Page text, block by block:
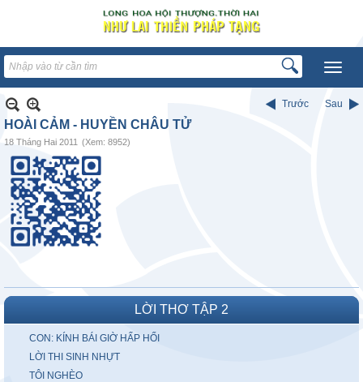
Trước Sau
HOÀI CẢM - HUYỀN CHÂU TỬ
18 Tháng Hai 2011 (Xem: 8952)
LỜI THƠ TẬP 2
CON: KÍNH BÁI GIỜ HẤP HỐI
LỜI THI SINH NHỰT
TÔI NGHÈO